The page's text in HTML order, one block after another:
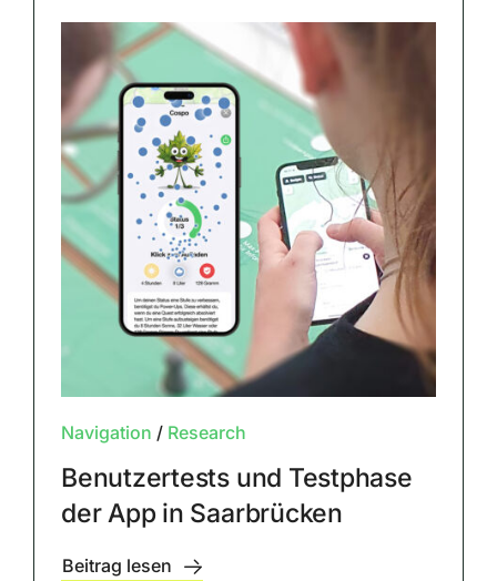
Navigation / Research
Benutzertests und Testphase
der App in Saarbrücken
Beitrag lesen